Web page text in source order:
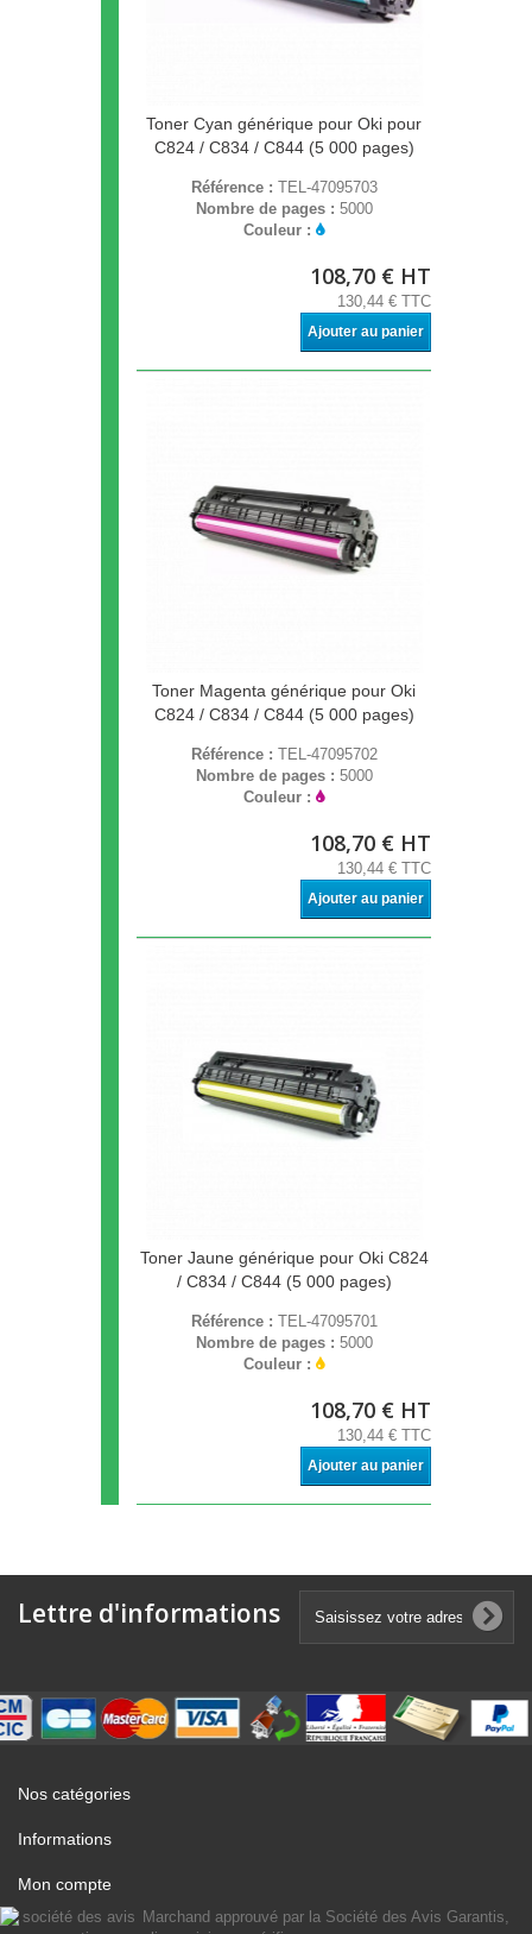
Toner Cyan générique pour Oki pour
C824 / C834 / C844 (5 000 pages)
Référence : TEL-47095703
Nombre de pages : 5000
Couleur :
108,70 € HT
130,44 € TTC
Ajouter au panier
Toner Magenta générique pour Oki
C824 / C834 / C844 (5 000 pages)
Référence : TEL-47095702
Nombre de pages : 5000
Couleur :
108,70 € HT
130,44 € TTC
Ajouter au panier
Toner Jaune générique pour Oki C824
/ C834 / C844 (5 000 pages)
Référence : TEL-47095701
Nombre de pages : 5000
Couleur :
108,70 € HT
130,44 € TTC
Ajouter au panier
Lettre d'informations
Nos catégories
Informations
Mon compte
Marchand approuvé par la Société des Avis Garantis,